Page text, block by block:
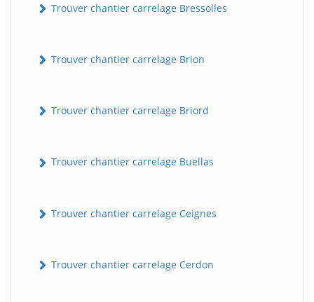
Trouver chantier carrelage Bressolles
Trouver chantier carrelage Brion
Trouver chantier carrelage Briord
Trouver chantier carrelage Buellas
Trouver chantier carrelage Ceignes
Trouver chantier carrelage Cerdon